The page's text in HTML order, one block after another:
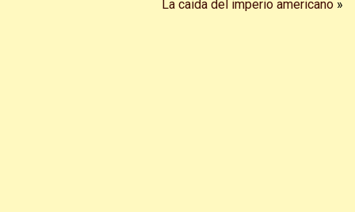
La caida del imperio americano »